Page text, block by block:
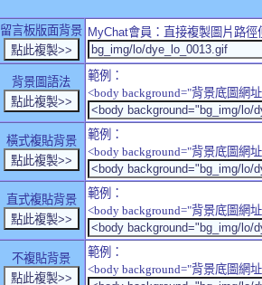
留言板版面背景 MyChat會員：直接複製圖片路
背景圖語法
範例：
<body background="背景底圖網
橫式複貼背景
範例：
<body background="背景底圖網
直式複貼背景
範例：
<body background="背景底圖網
不複貼背景
範例：
<body background="背景底圖網